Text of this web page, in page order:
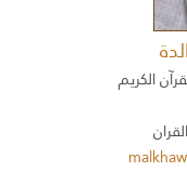
الكريم